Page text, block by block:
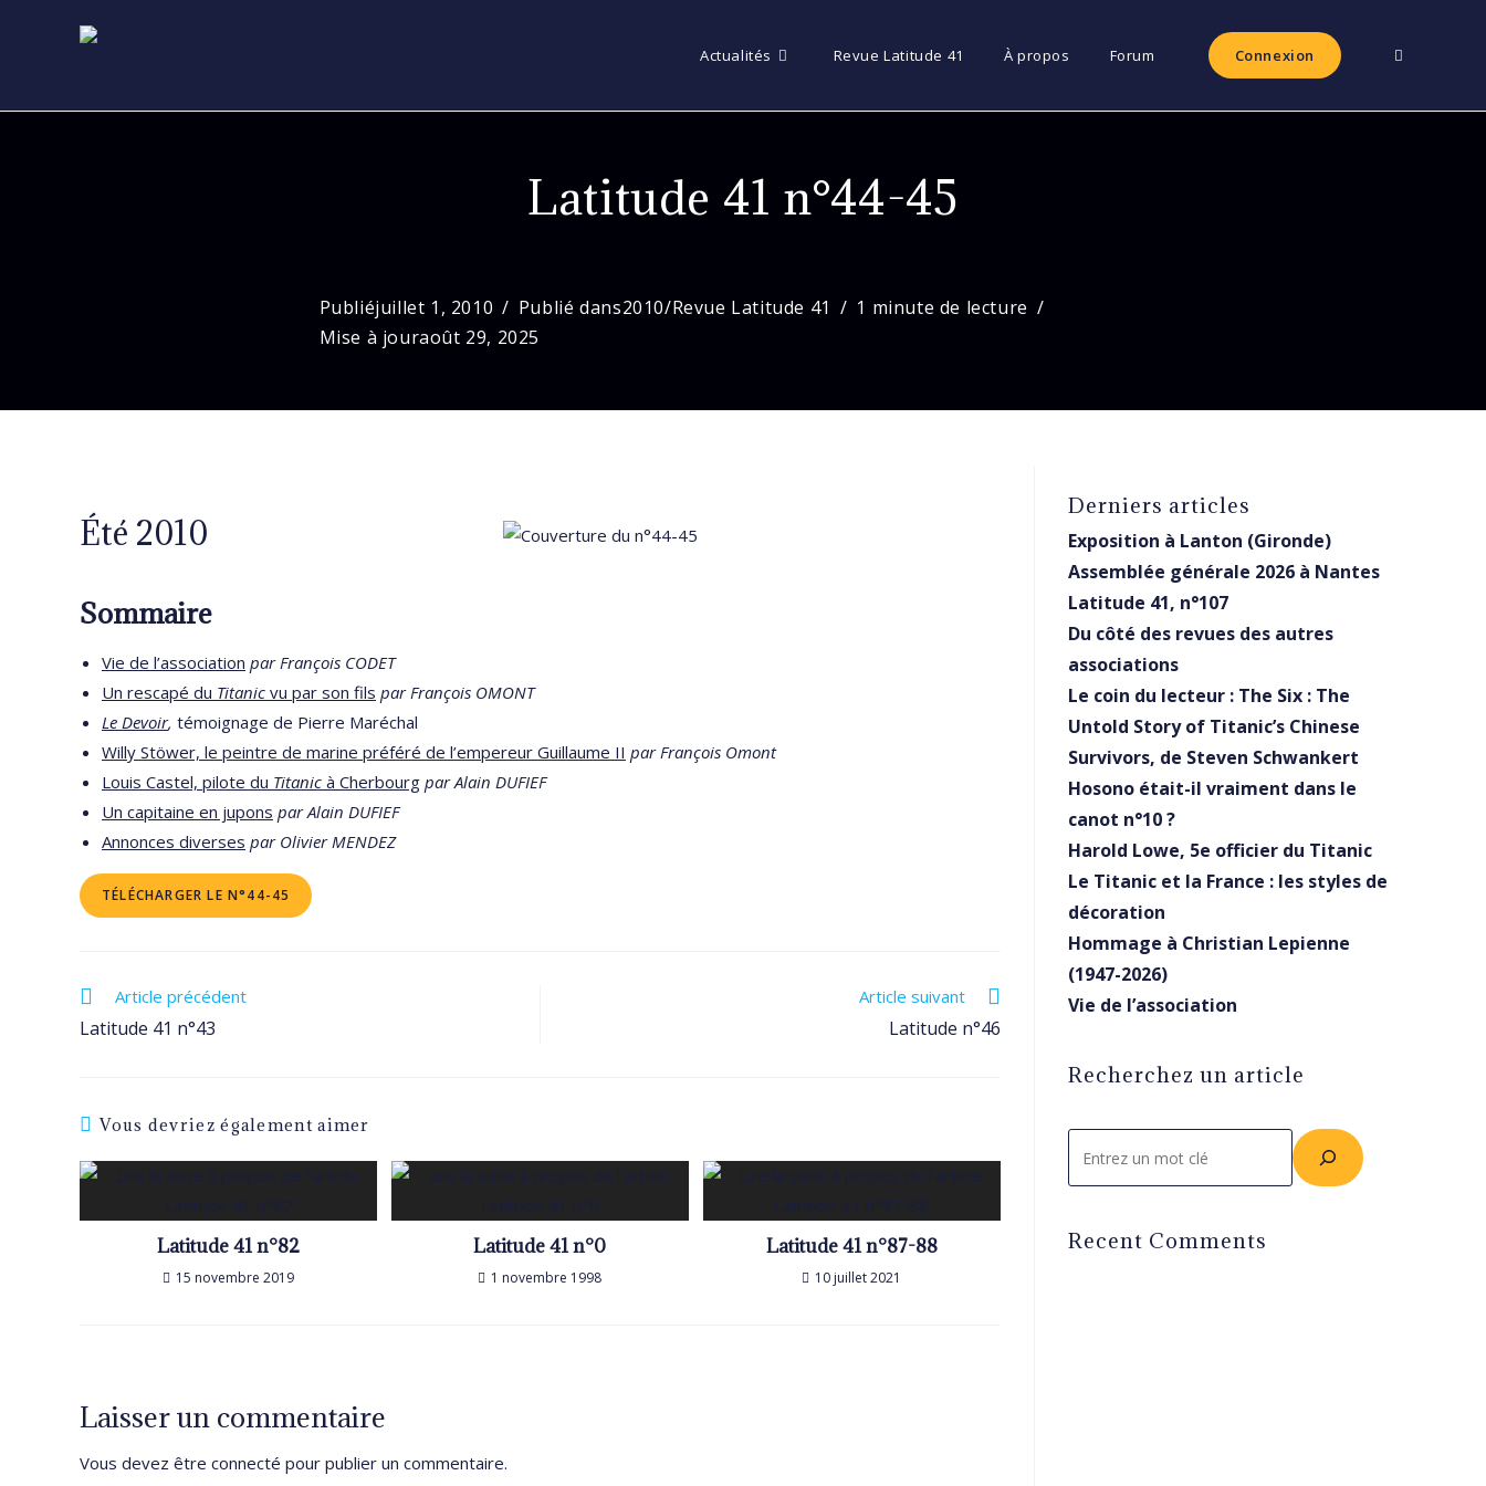
Actualités Revue Latitude 41 À propos Forum Connexion Toggle
Latitude 41 n°44-45
Publiéjuillet 1, 2010 Publié dans2010/Revue Latitude 41
1 minute de lecture
Mise à jouraoût 29, 2025
Été 2010
Sommaire
Vie de l’association par François CODET
Un rescapé du Titanic vu par son fils par François OMONT
Le Devoir, témoignage de Pierre Maréchal
Willy Stöwer, le peintre de marine préféré de l’empereur Guillaume II par François Omont
Louis Castel, pilote du Titanic à Cherbourg par Alain DUFIEF
Un capitaine en jupons par Alain DUFIEF
Annonces diverses par Olivier MENDEZ
TÉLÉCHARGER LE N°44-45
Read
articles
Article précédent
Latitude 41 n°43
Article suivant
Latitude n°46
Vous devriez également aimer
Latitude 41 n°82
15 novembre 2019
Latitude 41 n°0
1 novembre 1998
Latitude 41 n°87-88
10 juillet 2021
Laisser un commentaire
Vous devez être connecté pour publier un commentaire.
Derniers articles
Exposition à Lanton (Gironde)
Assemblée générale 2026 à Nantes
Latitude 41, n°107
Du côté des revues des autres
associations
Le coin du lecteur : The Six : The
Untold Story of Titanic’s Chinese
Survivors, de Steven Schwankert
Hosono était-il vraiment dans le
canot n°10 ?
Harold Lowe, 5e officier du Titanic
Le Titanic et la France : les styles de
décoration
Hommage à Christian Lepienne
(1947-2026)
Vie de l’association
Recherchez un article
Recent Comments